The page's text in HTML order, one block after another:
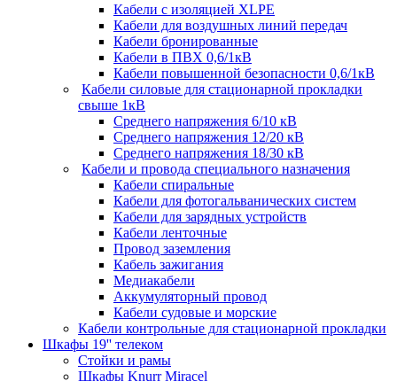
Кабели c изоляцией XLPE
Кабели для воздушных линий передач
Кабели бронированные
Кабели в ПВХ 0,6/1кВ
Кабели повышенной безопасности 0,6/1кВ
Кабели силовые для стационарной прокладки
свыше 1кВ
Среднего напряжения 6/10 кВ
Среднего напряжения 12/20 кВ
Среднего напряжения 18/30 кВ
Кабели и провода специального назначения
Кабели спиральные
Кабели для фотогальванических систем
Кабели для зарядных устройств
Кабели ленточные
Провод заземления
Кабель зажигания
Медиакабели
Аккумуляторный провод
Кабели судовые и морские
Кабели контрольные для стационарной прокладки
Шкафы 19'' телеком
Стойки и рамы
Шкафы Knurr Miracel